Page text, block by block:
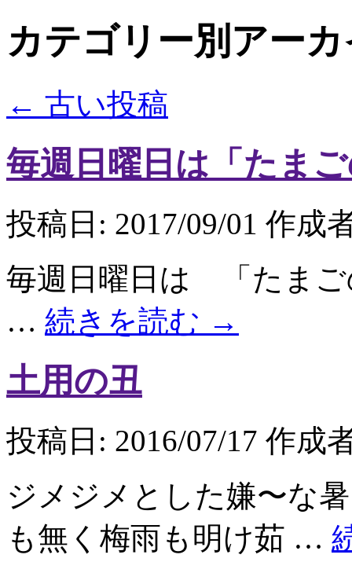
カテゴリー別アー
← 古い投稿
毎週日曜日は「たま
投稿日: 2017/09/01 作成
毎週日曜日は 「たま
… 続きを読む →
土用の丑
投稿日: 2016/07/17 作成
ジメジメとした嫌〜な
も無く梅雨も明け茹 …